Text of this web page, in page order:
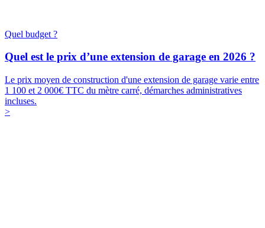
Quel budget ?
Quel est le prix d’une extension de garage en 2026 ?
Le prix moyen de construction d'une extension de garage varie entre
1 100 et 2 000€ TTC du mètre carré, démarches administratives
incluses.
>